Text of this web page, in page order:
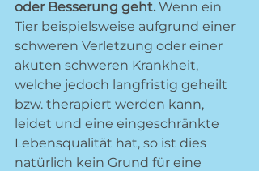
oder Besserung geht. Wenn ein
Tier beispielsweise aufgrund einer
schweren Verletzung oder einer
akuten schweren Krankheit,
welche jedoch langfristig geheilt
bzw. therapiert werden kann,
leidet und eine eingeschränkte
Lebensqualität hat, so ist dies
natürlich kein Grund für eine